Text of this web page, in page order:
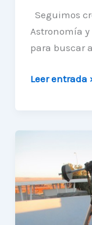
Seguimos
Astronomía
para buscar
Nuevos
nuestra
Astronomía.
Leer entrada